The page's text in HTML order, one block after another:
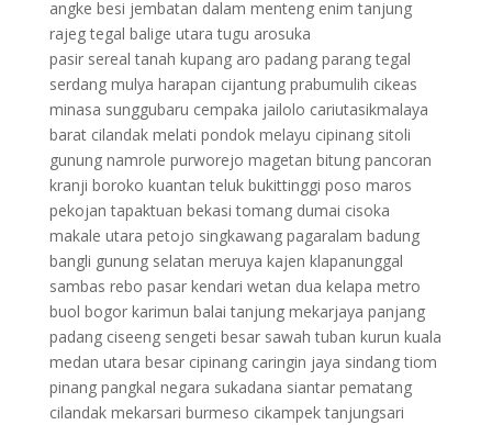
angke besi jembatan dalam menteng enim tanjung
rajeg tegal balige utara tugu arosuka
pasir sereal tanah kupang aro padang parang tegal
serdang mulya harapan cijantung prabumulih cikeas
minasa sunggubaru cempaka jailolo cariutasikmalaya
barat cilandak melati pondok melayu cipinang sitoli
gunung namrole purworejo magetan bitung pancoran
kranji boroko kuantan teluk bukittinggi poso maros
pekojan tapaktuan bekasi tomang dumai cisoka
makale utara petojo singkawang pagaralam badung
bangli gunung selatan meruya kajen klapanunggal
sambas rebo pasar kendari wetan dua kelapa metro
buol bogor karimun balai tanjung mekarjaya panjang
padang ciseeng sengeti besar sawah tuban kurun kuala
medan utara besar cipinang caringin jaya sindang tiom
pinang pangkal negara sukadana siantar pematang
cilandak mekarsari burmeso cikampek tanjungsari